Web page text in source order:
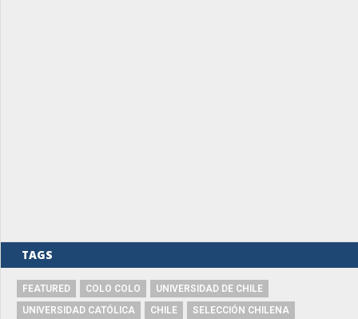
TAGS
FEATURED COLO COLO
UNIVERSIDAD DE CHILE
UNIVERSIDAD CATÓLICA
CHILE
SELECCIÓN CHILENA